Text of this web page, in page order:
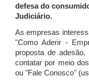
defesa do
Judiciário.
As empresas
"Como Aderir -
proposta de
contatar por meio
ou "Fale Conosco"